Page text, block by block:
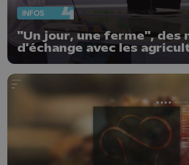
INFOS
"Un jour, une ferme", des
d'échange avec les